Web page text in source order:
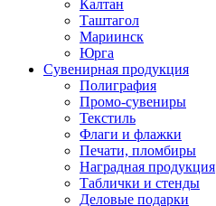
Калтан
Таштагол
Мариинск
Юрга
Сувенирная продукция
Полиграфия
Промо-сувениры
Текстиль
Флаги и флажки
Печати, пломбиры
Наградная продукция
Таблички и стенды
Деловые подарки